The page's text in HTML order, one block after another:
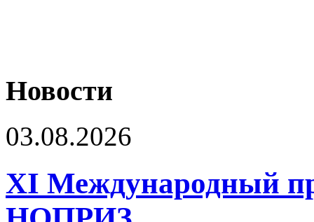
Новости
03.08.2026
XI Международный